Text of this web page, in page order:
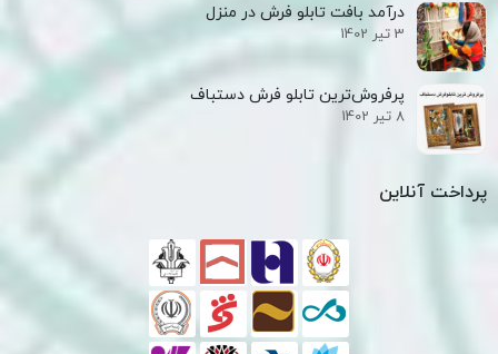
درآمد بافت تابلو فرش در منزل
3 تیر 1402
پرفروش‌ترین تابلو فرش دستباف
8 تیر 1402
پرداخت آنلاین